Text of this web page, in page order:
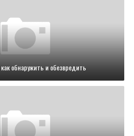
обнаружить и обезвредить